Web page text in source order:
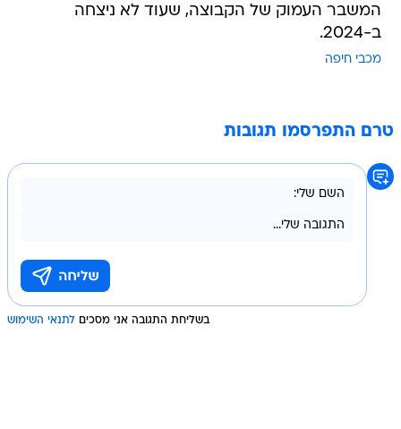
המשבר העמוק של הקבוצה, שעוד לא ניצחה
ב-2024.
מכבי חיפה
טרם התפרסמו תגובות
בשליחת התגובה אני מסכים לתנאי השימוש